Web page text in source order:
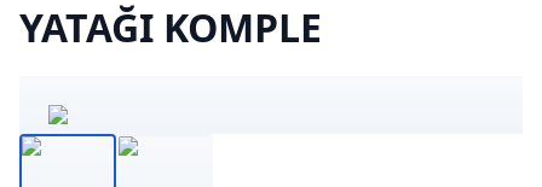
YATAĞI KOMPLE